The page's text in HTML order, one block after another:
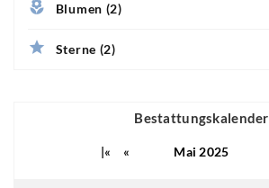
Blumen (2)
Sterne (2)
Bestattungskalender
|« « Mai 2025